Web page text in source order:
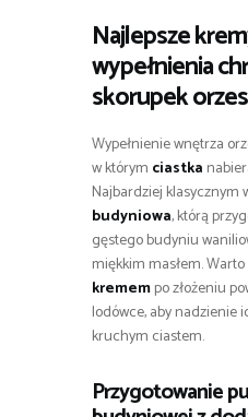
Najlepsze
wypełnienia
skorupek
Wypełnienie wnętrza
w którym ciastka
Najbardziej klasycznym
budyniowa, którą
gęstego budyniu
miękkim masłem.
kremempo złożeniu
lodówce, aby nadzienie
kruchym ciastem.
Przygotowanie